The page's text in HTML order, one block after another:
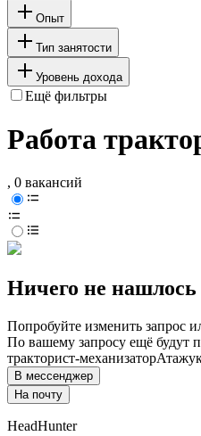
Опыт
Тип занятости
Уровень дохода
Ещё фильтры
Работа
, 0 вакансий
Ничего не нашлось
Попробуйте изменить запрос
По вашему запросу ещё будут
тракторист-механизатор
В мессенджер
На почту
HeadHunter